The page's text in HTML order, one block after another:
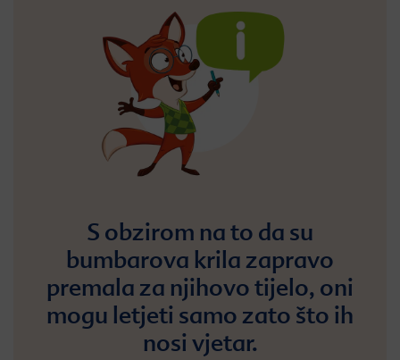
S obzirom na to da su
bumbarova krila zapravo
premala za njihovo tijelo, oni
mogu letjeti samo zato što ih
nosi vjetar.